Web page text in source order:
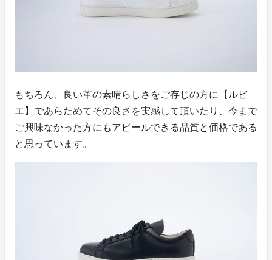
もちろん、良い革の素晴らしさをご存じの方に【ルビ
エ】であらためてその良さを実感して頂いたり、今まで
ご興味なかった方にもアピールできる品質と価格である
と思っています。